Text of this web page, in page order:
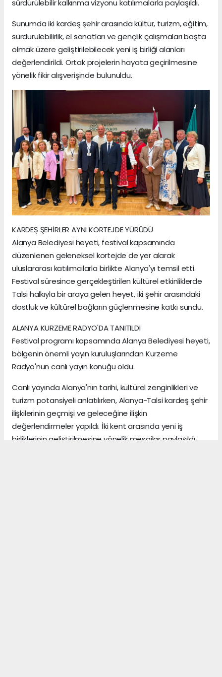
sürdürülebilir kalkınma vizyonu katılımcılarla paylaşıldı.
Sunumda iki kardeş şehir arasında kültür, turizm, eğitim,
sürdürülebilirlik, el sanatları ve gençlik çalışmaları başta
olmak üzere geliştirilebilecek yeni iş birliği alanları
değerlendirildi. Ortak projelerin hayata geçirilmesine
yönelik fikir alışverişinde bulunuldu.
KARDEŞ ŞEHİRLER AYNI KORTEJDE YÜRÜDÜ
Alanya Belediyesi heyeti, festival kapsamında
düzenlenen geleneksel kortejde de yer alarak
uluslararası katılımcılarla birlikte Alanya'yı temsil etti.
Festival süresince gerçekleştirilen kültürel etkinliklerde
Talsi halkıyla bir araya gelen heyet, iki şehir arasındaki
dostluk ve kültürel bağların güçlenmesine katkı sundu.
ALANYA KURZEME RADYO'DA TANITILDI
Festival programı kapsamında Alanya Belediyesi heyeti,
bölgenin önemli yayın kuruluşlarından Kurzeme
Radyo'nun canlı yayın konuğu oldu.
Canlı yayında Alanya'nın tarihi, kültürel zenginlikleri ve
turizm potansiyeli anlatılırken, Alanya-Talsi kardeş şehir
ilişkilerinin geçmişi ve geleceğine ilişkin
değerlendirmeler yapıldı. İki kent arasında yeni iş
birliklerinin geliştirilmesine yönelik mesajlar paylaşıldı.